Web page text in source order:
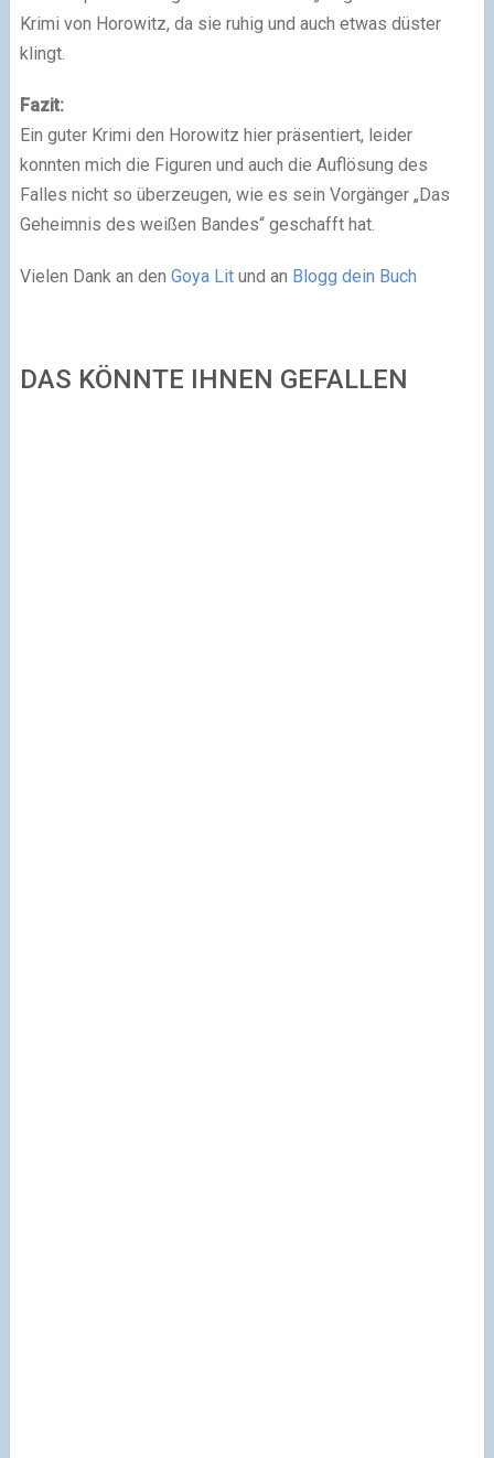
Krimi von Horowitz, da sie ruhig und auch etwas düster
klingt.
Fazit:
Ein guter Krimi den Horowitz hier präsentiert, leider
konnten mich die Figuren und auch die Auflösung des
Falles nicht so überzeugen, wie es sein Vorgänger „Das
Geheimnis des weißen Bandes“ geschafft hat.
Vielen Dank an den Goya Litund an Blogg dein Buch
DAS KÖNNTE IHNEN GEFALLEN